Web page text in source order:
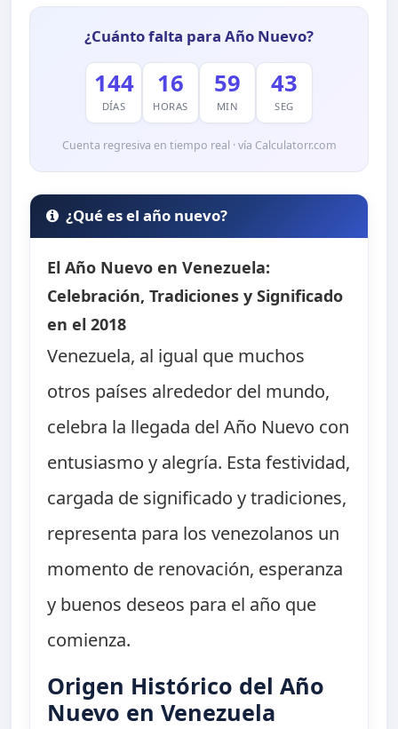
¿Cuánto falta para Año Nuevo?
144
DÍAS
16
HORAS
59
MIN
43
SEG
Cuenta regresiva en tiempo real · vía Calculatorr.com
¿Qué es el año nuevo?
El Año Nuevo en Venezuela:
Celebración, Tradiciones y Significado
en el 2018
Venezuela, al igual que muchos
otros países alrededor del mundo,
celebra la llegada del Año Nuevo con
entusiasmo y alegría. Esta festividad,
cargada de significado y tradiciones,
representa para los venezolanos un
momento de renovación, esperanza
y buenos deseos para el año que
comienza.
Origen Histórico del Año
Nuevo en Venezuela